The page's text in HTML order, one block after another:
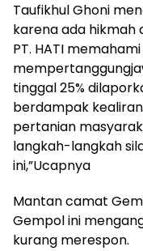
Taufikhul Ghoni
karena ada hikmah
PT. HATI
tinggal 25%
berdampak
pertanian
langkah-langkah
ini,”Ucapnya
Mantan camat
Gempol ini
kurang merespon.